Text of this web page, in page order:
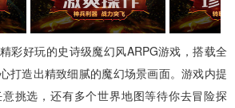
彩好玩的史诗级魔幻风ARPG游戏，搭载全
打造出精致细腻的魔幻场景画面。游戏内提
挑选，还有多个世界地图等待你去冒险探